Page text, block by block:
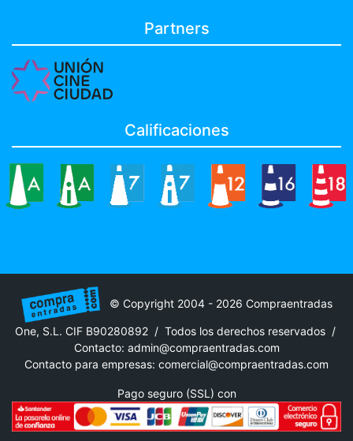
Partners
Calificaciones
© Copyright 2004 - 2026 Compraentradas
One, S.L. CIF B90280892 / Todos los derechos reservados /
Contacto: admin@compraentradas.com
Contacto para empresas: comercial@compraentradas.com
Pago seguro (SSL) con